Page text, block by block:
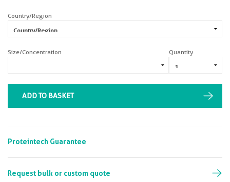
Country/Region
Size/Concentration Quantity
ADD TO BASKET
Proteintech Guarantee
Request bulk or custom quote